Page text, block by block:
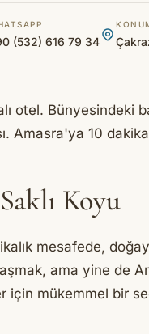
(532) 616 79 34
otel. Bünyesindeki
Amasra'ya 10
Koyu
mesafede,
ama yine de
için mükemmel bir